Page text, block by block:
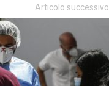
Articolo successivo